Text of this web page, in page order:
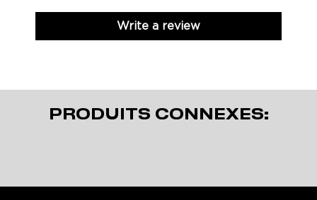
Write a review
PRODUITS CONNEXES: